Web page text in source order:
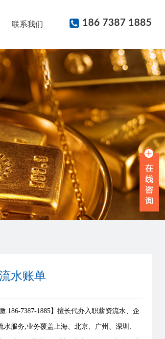
186 7387 1885
联系我们
水账单
:186-7387-1885】擅长代办入职薪资流水、企
水服务,业务覆盖上海、北京、广州、深圳、